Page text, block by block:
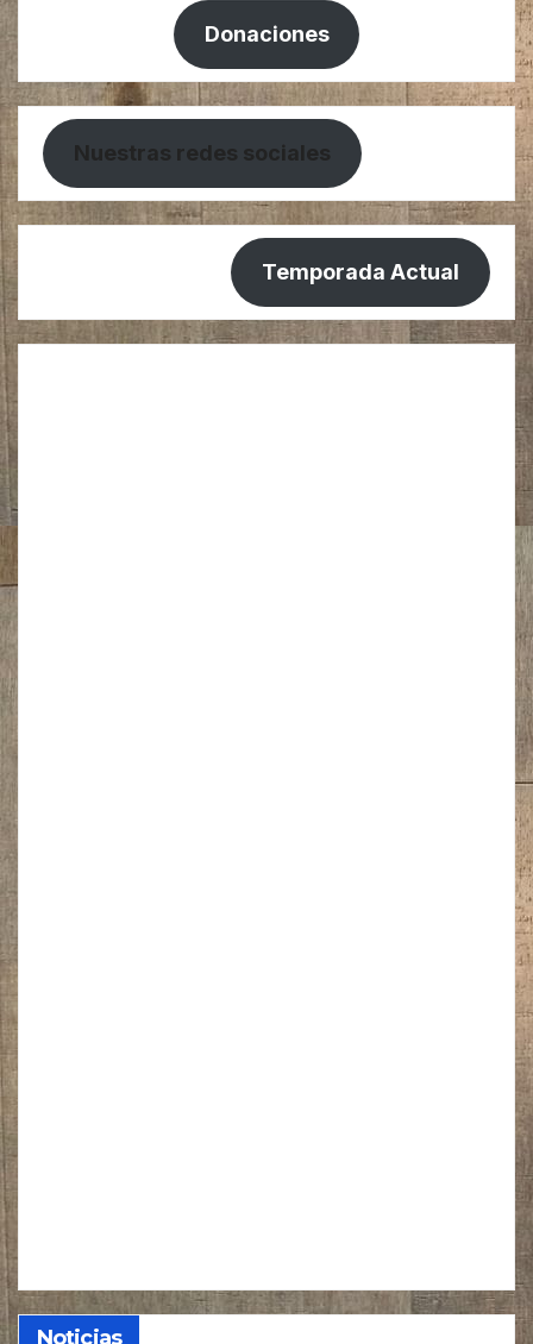
Donaciones
Nuestras redes sociales
Temporada Actual
Noticias